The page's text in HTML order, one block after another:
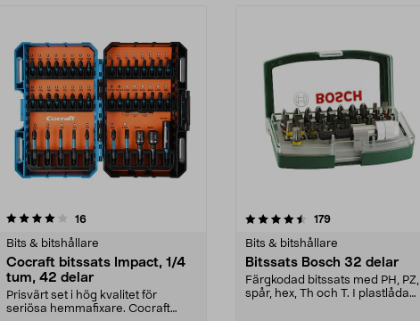
16recensioner
Bits & bitshållare
Cocraft bitssats Impact, 1/4
tum, 42 delar
Prisvärt set i hög kvalitet för
seriösa hemmafixare. Cocraft
4.5 av 5 stjärnor 179recensioner
Bits & bitshållare
Bitssats Bosch 32 delar
Färgkodad bitssats med PH, PZ,
spår, hex, Th och T. I plastlåda
4.5 av 5 stjärnor